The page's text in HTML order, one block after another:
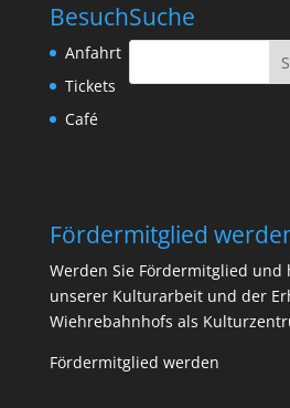
Besuch
Anfahrt
Tickets
Café
Suche
Fördermitglied
Werden Sie Fördermitglied und
unserer Kulturarbeit und der
Wiehrebahnhofs als
Fördermitglied werden